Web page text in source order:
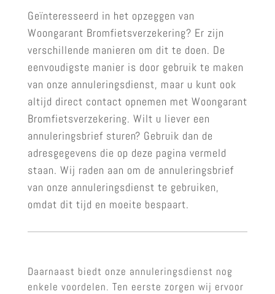
Geïnteresseerd in het opzeggen van
Woongarant Bromfietsverzekering? Er zijn
verschillende manieren om dit te doen. De
eenvoudigste manier is door gebruik te maken
van onze annuleringsdienst, maar u kunt ook
altijd direct contact opnemen met Woongarant
Bromfietsverzekering. Wilt u liever een
annuleringsbrief sturen? Gebruik dan de
adresgegevens die op deze pagina vermeld
staan. Wij raden aan om de annuleringsbrief
van onze annuleringsdienst te gebruiken,
omdat dit tijd en moeite bespaart.
Daarnaast biedt onze annuleringsdienst nog
enkele voordelen. Ten eerste zorgen wij ervoor